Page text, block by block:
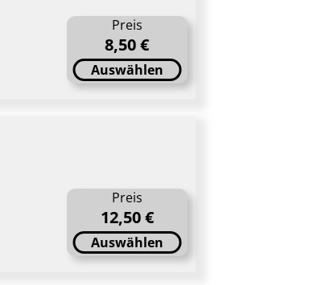
Preis
8,50 €
Auswählen
Preis
12,50 €
Auswählen